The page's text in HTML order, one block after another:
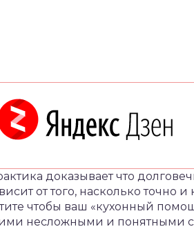
доказывает что
от того, насколько
чтобы ваш «кухонный
несложными и понятными